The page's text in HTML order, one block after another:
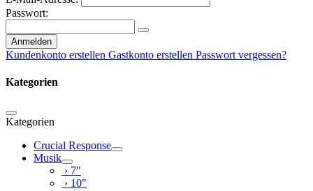
Passwort:
Anmelden
Kundenkonto erstellen Gastkonto erstellen Passwort vergessen?
Kategorien
Kategorien
Crucial Response
Musik
› 7"
› 10"